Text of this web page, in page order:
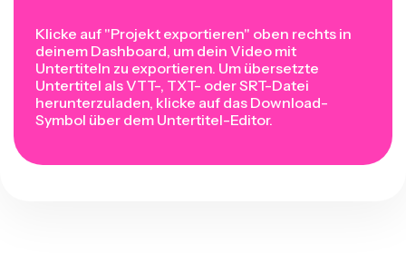
Klicke auf "Projekt exportieren" oben rechts in
deinem Dashboard, um dein Video mit
Untertiteln zu exportieren. Um übersetzte
Untertitel als VTT-, TXT- oder SRT-Datei
herunterzuladen, klicke auf das Download-
Symbol über dem Untertitel-Editor.